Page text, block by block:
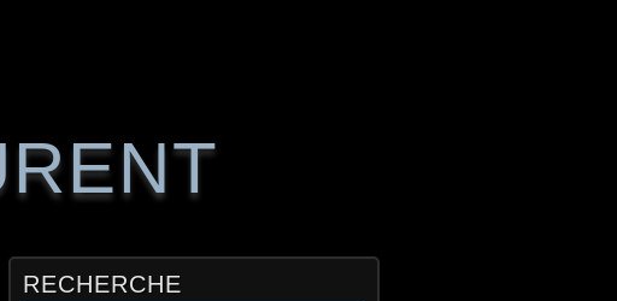
RECHERCHE